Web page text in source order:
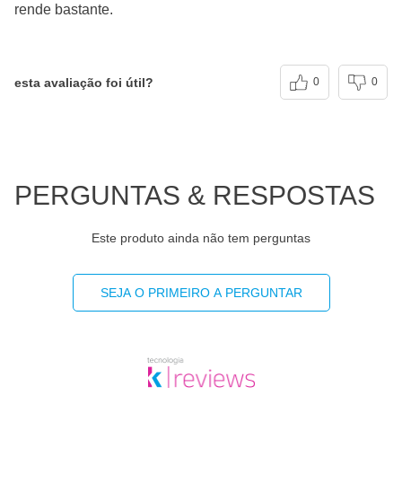
rende bastante.
esta avaliação foi útil? 0 0
PERGUNTAS & RESPOSTAS
Este produto ainda não tem perguntas
SEJA O PRIMEIRO A PERGUNTAR